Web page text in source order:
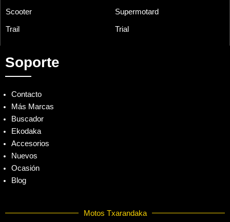
Scooter Supermotard
Trail Trial
Soporte
Contacto
Más Marcas
Buscador
Ekodaka
Accesorios
Nuevos
Ocasión
Blog
Motos Txarandaka